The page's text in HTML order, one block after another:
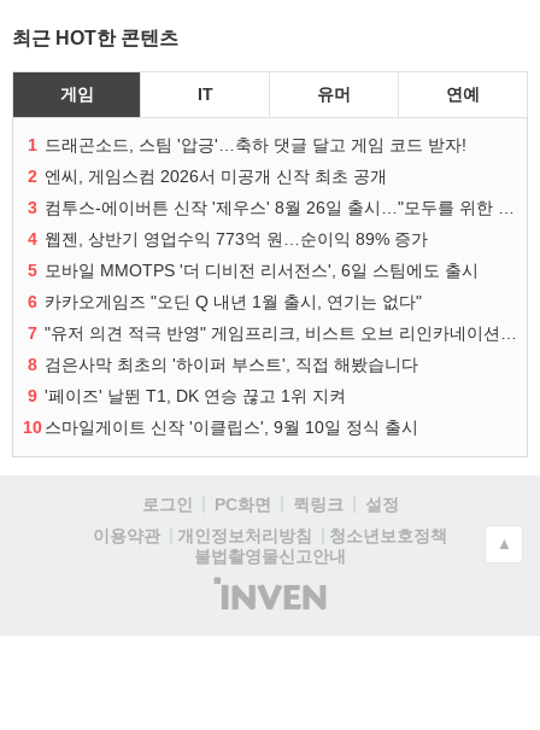
최근 HOT한 콘텐츠
게임 IT 유머 연예
1 드래곤소드, 스팀 '압긍'…축하 댓글 달고 게임 코드 받자!
2 엔씨, 게임스컴 2026서 미공개 신작 최초 공개
3
4 웹젠, 상반기 영업수익 773억 원…순이익 89% 증가
5 모바일 MMOTPS '더 디비전 리서전스', 6일 스팀에도 출시
6 카카오게임즈 "오딘 Q 내년 1월 출시, 연기는 없다"
7
8 검은사막 최초의 '하이퍼 부스트', 직접 해봤습니다
9 '페이즈' 날뛴 T1, DK 연승 끊고 1위 지켜
10스마일게이트 신작 '이클립스', 9월 10일 정식 출시
로그인 PC화면 퀵링크
설정
이용약관
개인정보처리방침
청소년보호정책
불법촬영물신고안내
(주)
인
▲